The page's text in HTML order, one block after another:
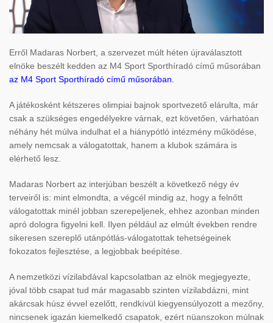
Erről Madaras Norbert, a szervezet múlt héten újraválasztott
elnöke beszélt kedden az M4 Sport Sporthíradó című műsorában
az M4 Sport Sporthíradó című műsorában
A játékosként kétszeres olimpiai bajnok sportvezető elárulta, már
csak a szükséges engedélyekre várnak, ezt követően, várhatóan
néhány hét múlva indulhat el a hiánypótló intézmény működése,
amely nemcsak a válogatottak, hanem a klubok számára is
elérhető lesz.
Madaras Norbert az interjúban beszélt a következő négy év
terveiről is: mint elmondta, a végcél mindig az, hogy a felnőtt
válogatottak minél jobban szerepeljenek, ehhez azonban minden
apró dologra figyelni kell. Ilyen például az elmúlt években rendre
sikeresen szereplő utánpótlás-válogatottak tehetségeinek
fokozatos fejlesztése, a legjobbak beépítése.
A nemzetközi vízilabdával kapcsolatban az elnök megjegyezte,
jóval több csapat tud már magasabb szinten vízilabdázni, mint
akárcsak húsz évvel ezelőtt, rendkívül kiegyensúlyozott a mezőny,
nincsenek igazán kiemelkedő csapatok, ezért nüanszokon múlnak